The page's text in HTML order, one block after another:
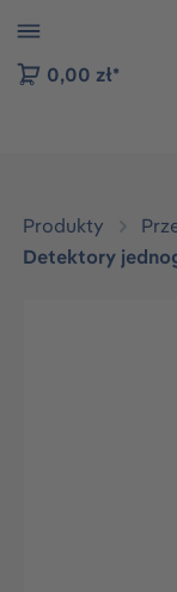
do nawigacji
0,00 zł*
Produkty
Detektory